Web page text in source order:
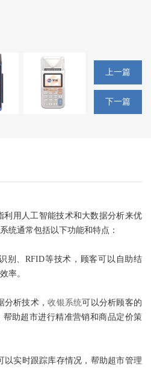
上一篇
下一篇
利用人工智能技术和大数据分析来优
统通常包括以下功能和特点：
别、RFID等技术，顾客可以自助结
率。
分析技术，收银系统可以分析顾客的
助超市进行精准营销和商品定价策
以实时跟踪库存情况，帮助超市管理